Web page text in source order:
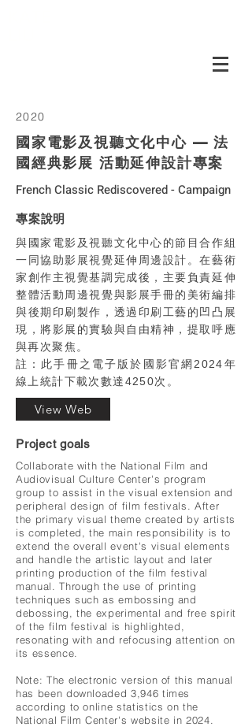
2020
國家電影及視聽文化中心 — 法
國經典影展 活動延伸設計專案
French Classic Rediscovered - Campaign
專案說明
與國家電影及視聽文化中心的節目合作組
一同協助影展視覺延伸周邊設計。在藝術
家創作主視覺基調完成後，主要負責延伸
整體活動周邊視覺與影展手冊的美術編排
與後期印刷製作，透過印刷工藝的凹凸展
現，將影展的實驗與自由精神，提取呼應
與再次聚焦。
註：此手冊之電子版於 國影官網2024年
線上統計下載次數達4250次。
View Web
Project goals
Collaborate with the National Film and
Audiovisual Culture Center's program
group to assist in the visual extension and
peripheral design of film festivals. After
the primary visual theme created by artists
is completed, the main responsibility is to
extend the overall event's visual elements
and handle the artistic layout and later
printing production of the film festival
manual. Through the use of printing
techniques such as embossing and
debossing, the experimental and free spirit
of the film festival is highlighted,
resonating with and refocusing attention on
its essence.
Note: The electronic version of this manual
has been downloaded 3,946 times
according to online statistics on the
National Film Center's website in 2024.